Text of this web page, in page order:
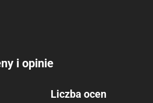
i opinie
Liczba ocen